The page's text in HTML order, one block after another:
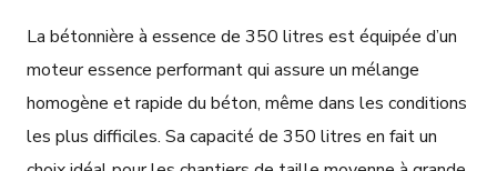
La bétonnière à essence de 350 litres est équipée d’un
moteur essence performant qui assure un mélange
homogène et rapide du béton, même dans les conditions
les plus difficiles. Sa capacité de 350 litres en fait un